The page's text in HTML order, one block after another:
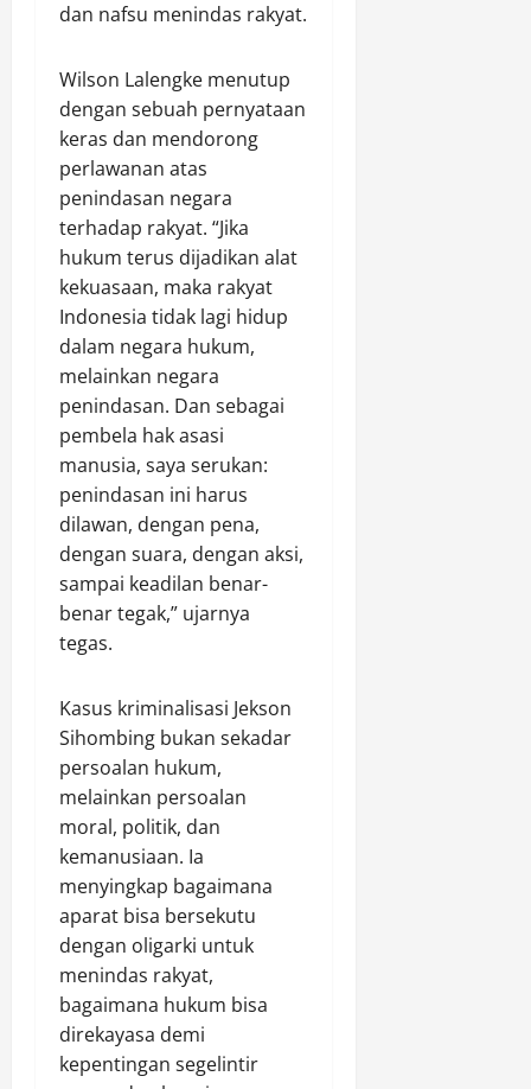
dan nafsu menindas rakyat.
Wilson Lalengke menutup
dengan sebuah pernyataan
keras dan mendorong
perlawanan atas
penindasan negara
terhadap rakyat. “Jika
hukum terus dijadikan alat
kekuasaan, maka rakyat
Indonesia tidak lagi hidup
dalam negara hukum,
melainkan negara
penindasan. Dan sebagai
pembela hak asasi
manusia, saya serukan:
penindasan ini harus
dilawan, dengan pena,
dengan suara, dengan aksi,
sampai keadilan benar-
benar tegak,” ujarnya
tegas.
Kasus kriminalisasi Jekson
Sihombing bukan sekadar
persoalan hukum,
melainkan persoalan
moral, politik, dan
kemanusiaan. Ia
menyingkap bagaimana
aparat bisa bersekutu
dengan oligarki untuk
menindas rakyat,
bagaimana hukum bisa
direkayasa demi
kepentingan segelintir